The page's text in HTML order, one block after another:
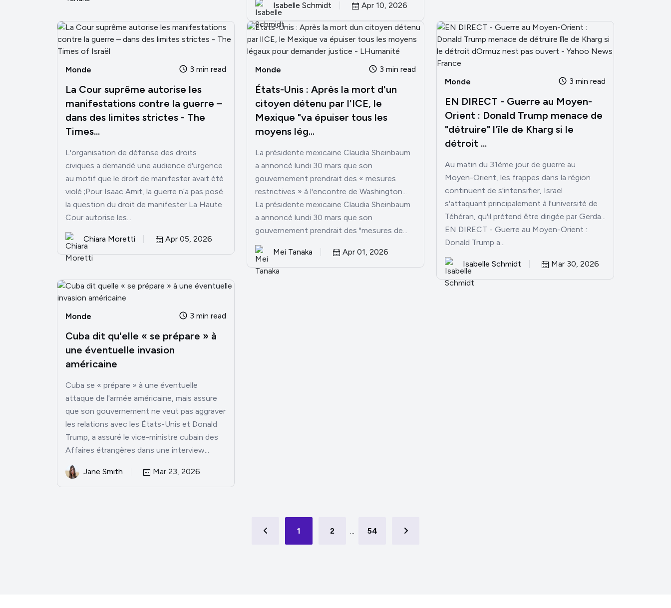
Isabelle Schmidt Apr 10, 2026
Monde 3 min read
La Cour suprême autorise les
manifestations contre la guerre –
dans des limites strictes - The
Times...
L'organisation de défense des droits
civiques a demandé une audience d'urgence
au motif que le droit de manifester avait été
violé ;Pour Isaac Amit, la guerre n’a pas posé
la question du droit de manifester La Haute
Cour autorise les...
Chiara Moretti Apr 05, 2026
Monde 3 min read
États-Unis : Après la mort d'un
citoyen détenu par l'ICE, le
Mexique "va épuiser tous les
moyens lég...
La présidente mexicaine Claudia Sheinbaum
a annoncé lundi 30 mars que son
gouvernement prendrait des « mesures
restrictives » à l'encontre de Washington...
La présidente mexicaine Claudia Sheinbaum
a annoncé lundi 30 mars que son
gouvernement prendrait des "mesures de...
Mei Tanaka Apr 01, 2026
Monde 3 min read
EN DIRECT - Guerre au Moyen-
Orient : Donald Trump menace de
"détruire" l'île de Kharg si le
détroit ...
Au matin du 31ème jour de guerre au
Moyen-Orient, les frappes dans la région
continuent de s'intensifier, Israël
s'attaquant principalement à l'université de
Téhéran, qu'il prétend être dirigée par Gerda...
EN DIRECT - Guerre au Moyen-Orient :
Donald Trump a...
Isabelle Schmidt Mar 30, 2026
Monde 3 min read
Cuba dit qu'elle « se prépare » à
une éventuelle invasion
américaine
Cuba se « prépare » à une éventuelle
attaque de l'armée américaine, mais assure
que son gouvernement ne veut pas aggraver
les relations avec les États-Unis et Donald
Trump, a assuré le vice-ministre cubain des
Affaires étrangères dans une interview...
Jane Smith Mar 23, 2026
1 2 ... 54